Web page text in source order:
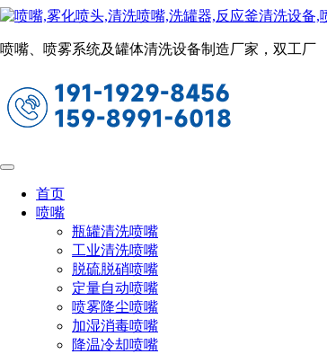
喷嘴、喷雾系统及罐体清洗设备制造厂家，双工厂
首页
喷嘴
瓶罐清洗喷嘴
工业清洗喷嘴
脱硫脱硝喷嘴
定量自动喷嘴
喷雾降尘喷嘴
加湿消毒喷嘴
降温冷却喷嘴
脱硝喷枪